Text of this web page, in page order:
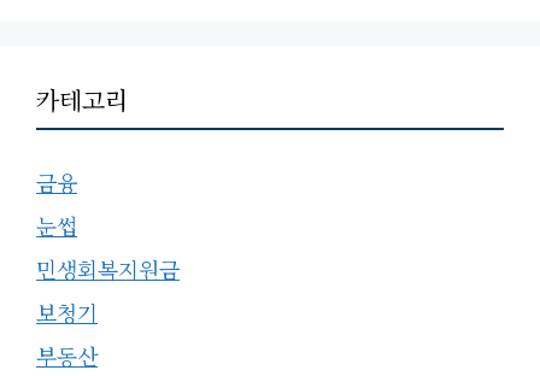
카테고리
금융
눈썹
민생회복지원금
보청기
부동산